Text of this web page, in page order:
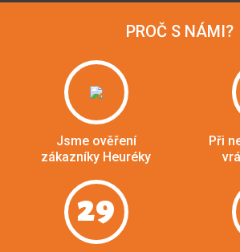
PROČ S NÁMI?
Jsme ověření
zákazníky Heuréky
Při
29